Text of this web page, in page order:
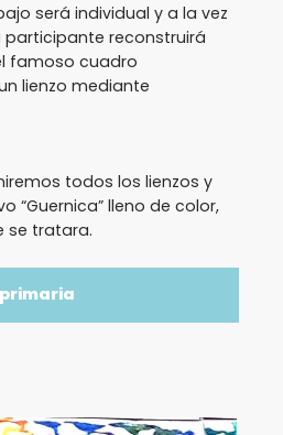
será individual y a la vez
participante reconstruirá
famoso cuadro
lienzo mediante
todos los lienzos y
“Guernica” lleno de color,
se tratara.
primaria